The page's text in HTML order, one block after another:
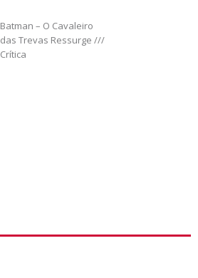
Batman – O Cavaleiro
das Trevas Ressurge ///
Crítica